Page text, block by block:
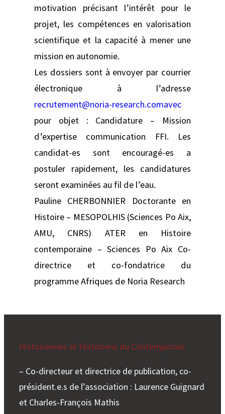
motivation précisant l’intérêt pour le
projet, les compétences en valorisation
scientifique et la capacité à mener une
mission en autonomie.
Les dossiers sont à envoyer par courrier
électronique à l’adresse
recrutement@noria-research.comavec
pour objet : Candidature – Mission
d’expertise communication FFI. Les
candidat-es sont encouragé-es a
postuler rapidement, les candidatures
seront examinées au fil de l’eau.
Pauline CHERBONNIER Doctorante en
Histoire – MESOPOLHIS (Sciences Po Aix,
AMU, CNRS) ATER en Histoire
contemporaine – Sciences Po Aix Co-
directrice et co-fondatrice du
programme Afriques de Noria Research
Historiennes et Historiens du Contemporain
– Co-directeur et directrice de publication, co-
président.e.s de l’association : Laurence Guignard
et Charles-François Mathis